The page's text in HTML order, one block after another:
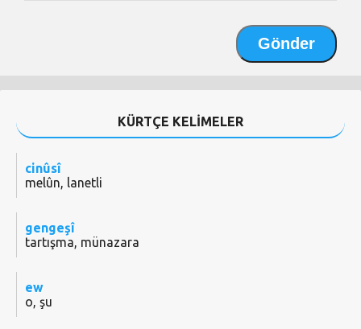
KÜRTÇE KELİMELER
cinûsî
melûn, lanetli
gengeşî
tartışma, münazara
ew
o, şu